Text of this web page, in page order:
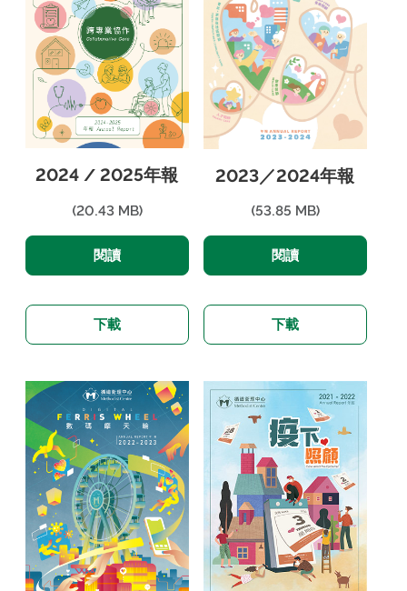
2024 / 2025年報
(20.43 MB)
閱讀
下載
2023／2024年報
(53.85 MB)
閱讀
下載